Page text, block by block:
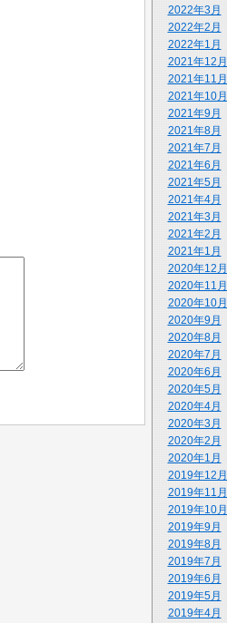
2022年3月
2022年2月
2022年1月
2021年12月
2021年11月
2021年10月
2021年9月
2021年8月
2021年7月
2021年6月
2021年5月
2021年4月
2021年3月
2021年2月
2021年1月
2020年12月
2020年11月
2020年10月
2020年9月
2020年8月
2020年7月
2020年6月
2020年5月
2020年4月
2020年3月
2020年2月
2020年1月
2019年12月
2019年11月
2019年10月
2019年9月
2019年8月
2019年7月
2019年6月
2019年5月
2019年4月